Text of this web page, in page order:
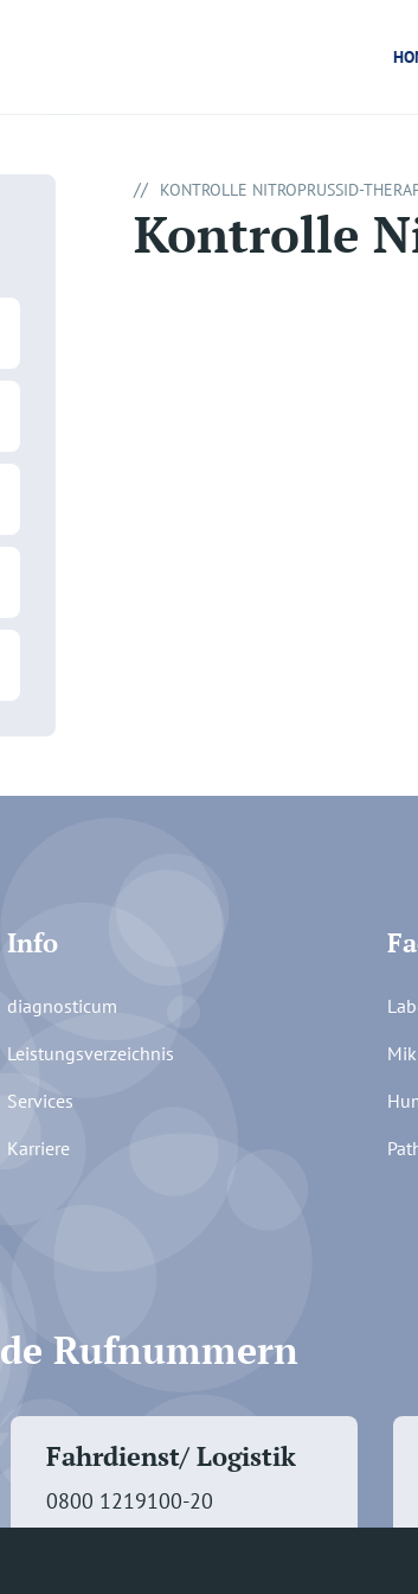
// KONTROLLE NITROPRUSSID-
Kontrolle
Info
diagnosticum
Leistungsverzeichnis
Services
Karriere
Rufnummern
Fahrdienst/ Logistik
0800 1219100-20